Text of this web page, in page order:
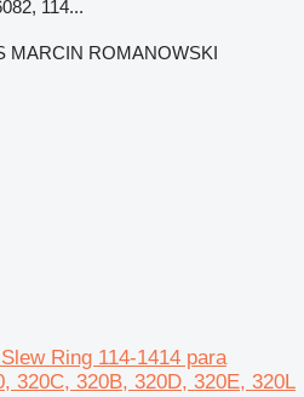
114...
MARCIN ROMANOWSKI
Ring 114-1414 para
320C, 320B, 320D, 320E, 320L